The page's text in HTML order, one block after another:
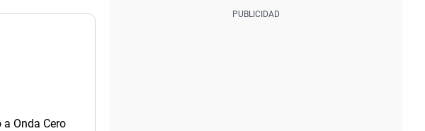
Onda Cero